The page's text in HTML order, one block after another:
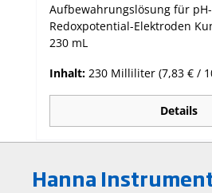
Aufbewahrungslösung für
Redoxpotential-Elektroden
230 mL
Inhalt: 230 Milliliter (7,83 € /
Details
Hanna